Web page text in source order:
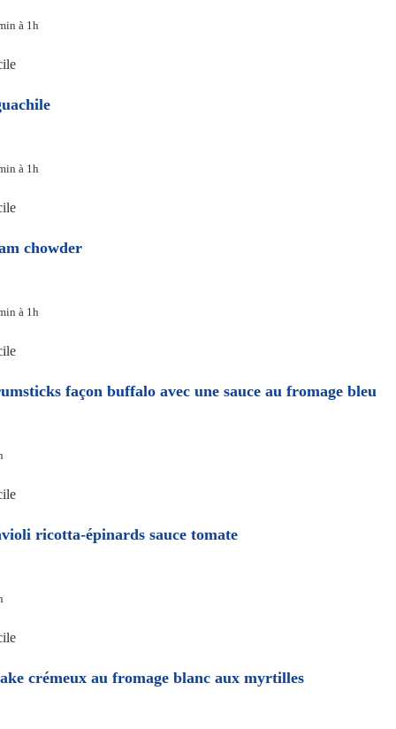
à 1h
à 1h
chowder
à 1h
façon buffalo avec une sauce au fromage bleu
ricotta-épinards sauce tomate
crémeux au fromage blanc aux myrtilles